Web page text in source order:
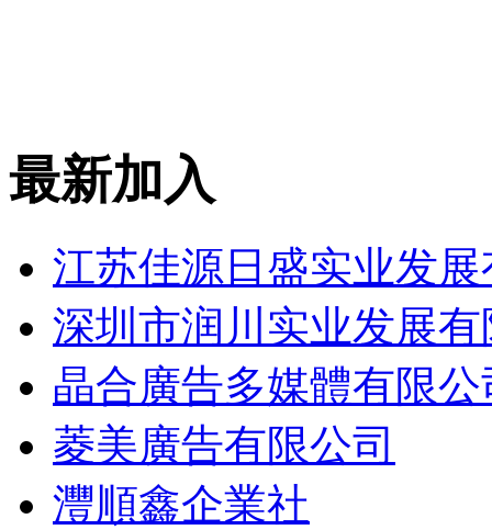
最新加入
江苏佳源日盛实业发
深圳市润川实业发展
晶合廣告多媒體有限公
菱美廣告有限公司
灃順鑫企業社